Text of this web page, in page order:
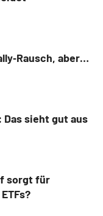
aber…
Das sieht gut aus
sorgt für